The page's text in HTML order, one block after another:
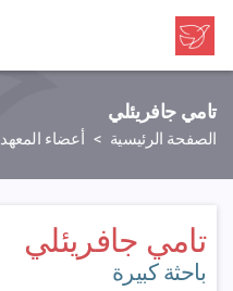
تامي جافريئلي
الصفحة الرئيسية أعضاء المعهد
تامي جافريئلي
باحثة كبيرة